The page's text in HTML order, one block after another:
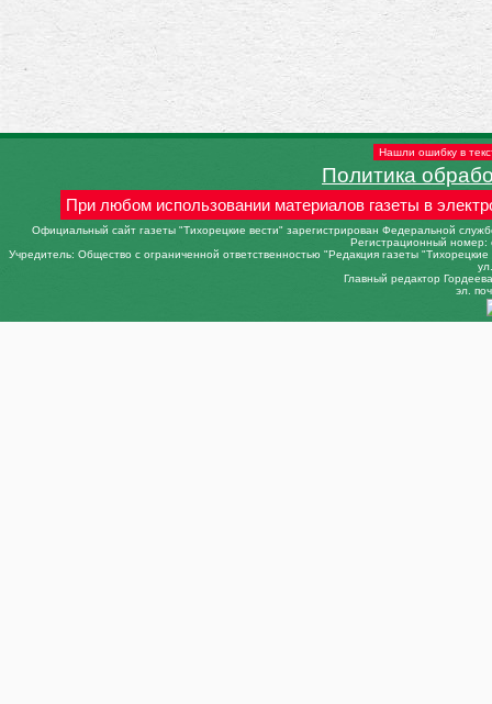
Нашли ошибку в
Политика
При любом использовании материалов газеты в
Официальный сайт газеты "Тихорецкие вести" зарегистрирован Федеральной
Регистрационный
Учредитель: Общество с ограниченной ответственностью "Редакция газеты
Главный редактор
эл.